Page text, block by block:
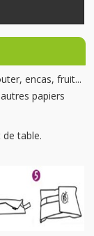
encas, fruit...
papiers
table.